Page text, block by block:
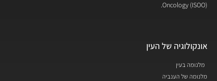
Oncology (ISOO).
אונקולוגיה של העין
מלנומה בעין
מלנומה של הענביה